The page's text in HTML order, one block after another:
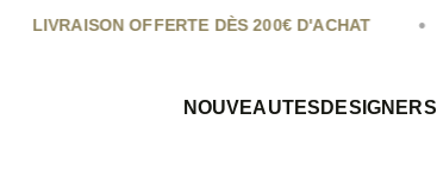
LIVRAISON OFFERTE DÈS 200€ D'ACHAT
NOUVEAUTES DESIGNERS